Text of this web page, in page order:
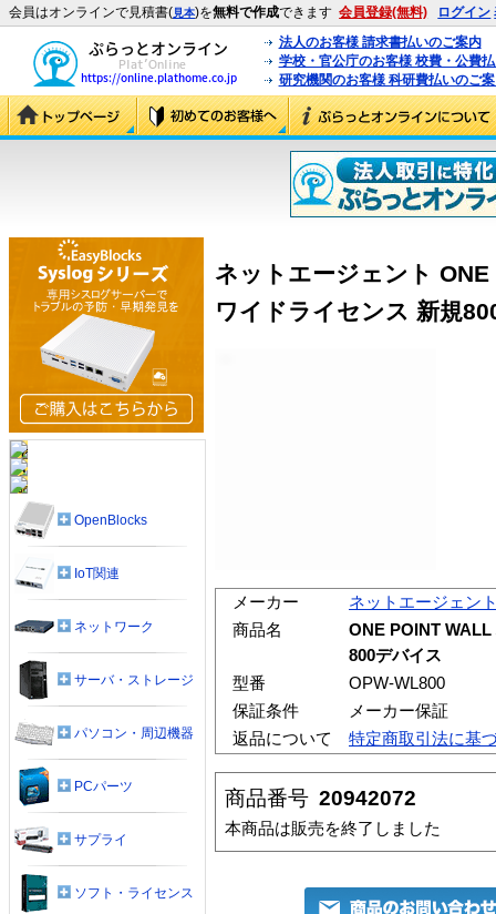
会員はオンラインで見積書(見本)を無料で作成できます 会員登録(無料) ログイン
法人のお客様 請求書払いのご案内
学校・官公庁のお客様 校費・公費
研究機関のお客様 科研費払いのご
ネットエージェント
ワイドライセンス 新規
メーカー
ネットエージェン
商品名
ONE POINT
800デバイス
型番
OPW-WL800
保証条件
メーカー保証
返品について
特定商取引法に基
商品番号 20942072
本商品は販売を終了しました
OpenBlocks
IoT関連
ネットワーク
サーバ・ストレージ
パソコン・周辺機器
PCパーツ
サプライ
ソフト・ライセンス